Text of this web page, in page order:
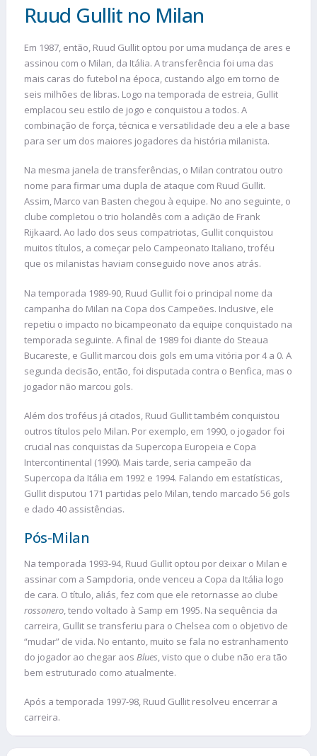
Ruud Gullit no Milan
Em 1987, então, Ruud Gullit optou por uma mudança de ares e
assinou com o Milan, da Itália. A transferência foi uma das
mais caras do futebol na época, custando algo em torno de
seis milhões de libras. Logo na temporada de estreia, Gullit
emplacou seu estilo de jogo e conquistou a todos. A
combinação de força, técnica e versatilidade deu a ele a base
para ser um dos maiores jogadores da história milanista.
Na mesma janela de transferências, o Milan contratou outro
nome para firmar uma dupla de ataque com Ruud Gullit.
Assim, Marco van Basten chegou à equipe. No ano seguinte, o
clube completou o trio holandês com a adição de Frank
Rijkaard. Ao lado dos seus compatriotas, Gullit conquistou
muitos títulos, a começar pelo Campeonato Italiano, troféu
que os milanistas haviam conseguido nove anos atrás.
Na temporada 1989-90, Ruud Gullit foi o principal nome da
campanha do Milan na Copa dos Campeões. Inclusive, ele
repetiu o impacto no bicampeonato da equipe conquistado na
temporada seguinte. A final de 1989 foi diante do Steaua
Bucareste, e Gullit marcou dois gols em uma vitória por 4 a 0. A
segunda decisão, então, foi disputada contra o Benfica, mas o
jogador não marcou gols.
Além dos troféus já citados, Ruud Gullit também conquistou
outros títulos pelo Milan. Por exemplo, em 1990, o jogador foi
crucial nas conquistas da Supercopa Europeia e Copa
Intercontinental (1990). Mais tarde, seria campeão da
Supercopa da Itália em 1992 e 1994. Falando em estatísticas,
Gullit disputou 171 partidas pelo Milan, tendo marcado 56 gols
e dado 40 assistências.
Pós-Milan
Na temporada 1993-94, Ruud Gullit optou por deixar o Milan e
assinar com a Sampdoria, onde venceu a Copa da Itália logo
de cara. O título, aliás, fez com que ele retornasse ao clube
rossonero, tendo voltado à Samp em 1995. Na sequência da
carreira, Gullit se transferiu para o Chelsea com o objetivo de
“mudar” de vida. No entanto, muito se fala no estranhamento
do jogador ao chegar aos Blues, visto que o clube não era tão
bem estruturado como atualmente.
Após a temporada 1997-98, Ruud Gullit resolveu encerrar a
carreira.